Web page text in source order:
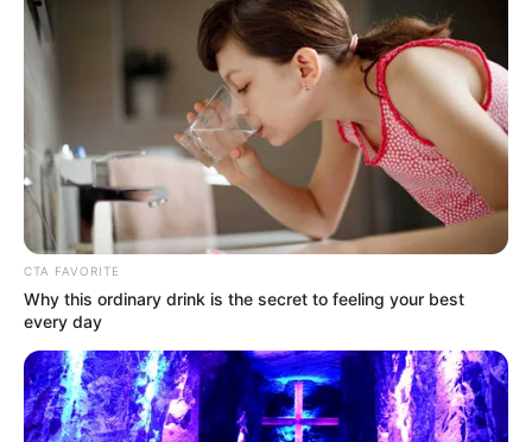
CTA FAVORITE
Why this ordinary drink is the secret to feeling your best
every day